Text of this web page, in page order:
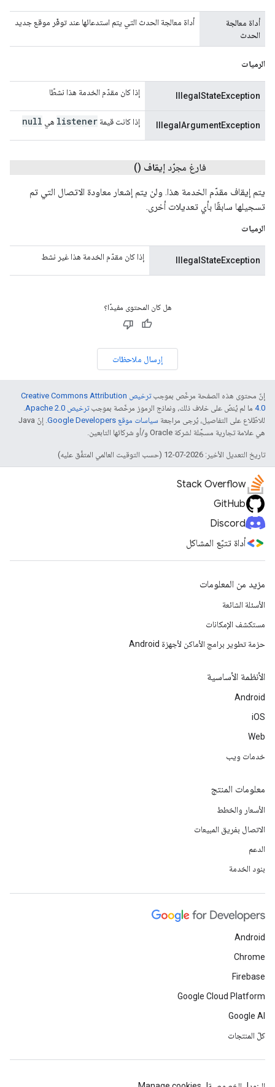
أداة معالجة
الحدث
أداة معالجة الحدث التي يتم استدعائها عند توفّر موقع جديد
الرميات
IllegalStateException إذا كان مقدّم الخدمة هذا نشطًا
IllegalArgumentException إذا كانت قيمة listener هي null
فارغ مجرّد إيقاف ()
يتم إيقاف مقدّم الخدمة هذا. ولن يتم إشعار معاودة الاتصال التي تم
تسجيلها سابقًا بأي تعديلات أخرى.
الرميات
IllegalStateException إذا كان مقدّم الخدمة هذا غير نشط
هل كان المحتوى مفيدًا؟
إرسال ملاحظات
إنّ محتوى هذه الصفحة مرخّص بموجب
ترخيص Creative Commons Attribution
4.0‏ ما لم يُنصّ على خلاف ذلك، ونماذج الرموز مرخّصة بموجبترخيص Apache 2.0‏
.
للاطّلاع على التفاصيل، يُرجى مراجعة سياسات موقع Google Developers‏
. إنّ Java
هي علامة تجارية مسجَّلة لشركة Oracle و/أو شركائها التابعين.
تاريخ التعديل الأخير: 2026-07-12 (حسب التوقيت العالمي المتفَّق عليه)
Stack Overflow
GitHub
Discord
أداة تتبّع المشاكل
مزيد من المعلومات
الأسئلة الشائعة
مستكشف الإمكانات
حزمة تطوير برامج الأماكن لأجهزة Android
الأنظمة الأساسية
Android
iOS
Web
خدمات ويب
معلومات المنتج
الأسعار والخطط
الاتصال بفريق المبيعات
الدعم
بنود الخدمة
Android
Chrome
Firebase
Google Cloud Platform
Google AI
كلّ المنتجات